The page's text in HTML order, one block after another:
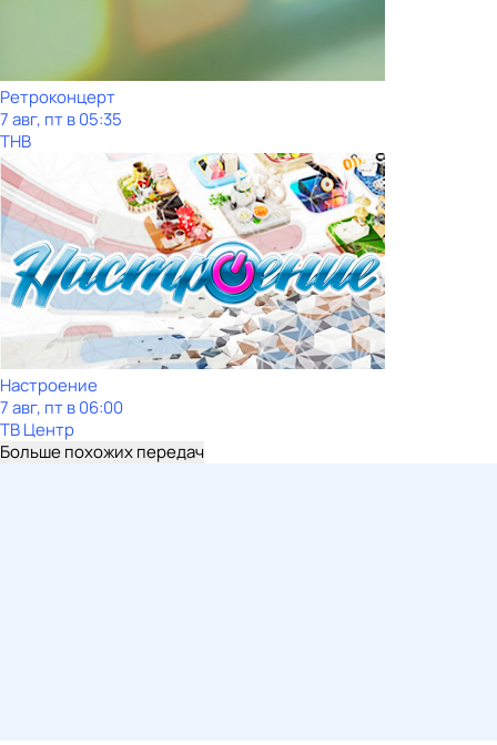
Ретроконцерт
7 авг, пт в 05:35
ТНВ
Настроение
7 авг, пт в 06:00
ТВ Центр
Больше похожих передач